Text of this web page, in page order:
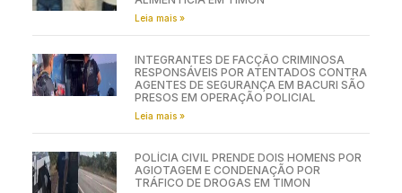
Leia mais »
INTEGRANTES DE FACÇÃO CRIMINOSA
RESPONSÁVEIS POR ATENTADOS CONTRA
AGENTES DE SEGURANÇA EM BACURI SÃO
PRESOS EM OPERAÇÃO POLICIAL
Leia mais »
POLÍCIA CIVIL PRENDE DOIS HOMENS POR
AGIOTAGEM E CONDENAÇÃO POR
TRÁFICO DE DROGAS EM TIMON